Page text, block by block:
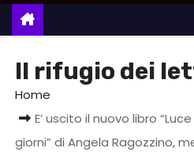
Il rifugio dei
Home
E’ uscito il nuovo libro
giorni” di Angela Ragozzino,